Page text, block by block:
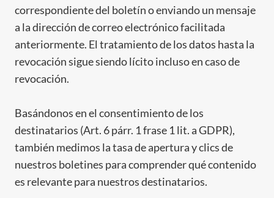
correspondiente del boletín o enviando un mensaje
a la dirección de correo electrónico facilitada
anteriormente. El tratamiento de los datos hasta la
revocación sigue siendo lícito incluso en caso de
revocación.
Basándonos en el consentimiento de los
destinatarios (Art. 6 párr. 1 frase 1 lit. a GDPR),
también medimos la tasa de apertura y clics de
nuestros boletines para comprender qué contenido
es relevante para nuestros destinatarios.